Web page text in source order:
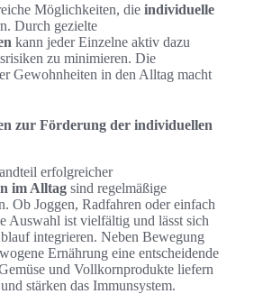
Möglichkeiten, die individuelle
Durch gezielte
kann jeder Einzelne aktiv dazu
zu minimieren. Die
Gewohnheiten in den Alltag macht
zur Förderung der individuellen
erfolgreicher
im Alltag sind regelmäßige
Ob Joggen, Radfahren oder einfach
Auswahl ist vielfältig und lässt sich
integrieren. Neben Bewegung
Ernährung eine entscheidende
und Vollkornprodukte liefern
stärken das Immunsystem.